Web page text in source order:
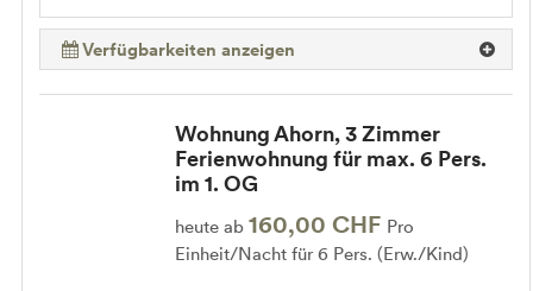
Verfügbarkeiten anzeigen
Wohnung Ahorn, 3 Zimmer
Ferienwohnung für max. 6 Pers.
im 1. OG
heute ab 160,00 CHF Pro
Einheit/Nacht für 6 Pers. (Erw./Kind)